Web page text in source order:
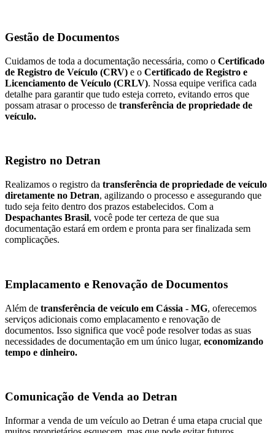
Gestão de Documentos
Cuidamos de toda a documentação necessária, como o Certificado
de Registro de Veículo (CRV) e o Certificado de Registro e
Licenciamento de Veículo (CRLV). Nossa equipe verifica cada
detalhe para garantir que tudo esteja correto, evitando erros que
possam atrasar o processo de transferência de propriedade de
veículo.
Registro no Detran
Realizamos o registro da transferência de propriedade de veículo
diretamente no Detran, agilizando o processo e assegurando que
tudo seja feito dentro dos prazos estabelecidos. Com a
Despachantes Brasil, você pode ter certeza de que sua
documentação estará em ordem e pronta para ser finalizada sem
complicações.
Emplacamento e Renovação de Documentos
Além de transferência de veículo em Cássia - MG, oferecemos
serviços adicionais como emplacamento e renovação de
documentos. Isso significa que você pode resolver todas as suas
necessidades de documentação em um único lugar, economizando
tempo e dinheiro.
Comunicação de Venda ao Detran
Informar a venda de um veículo ao Detran é uma etapa crucial que